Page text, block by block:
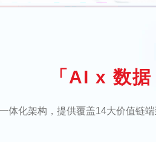
「AI x 数
一体化架构，提供覆盖14大价值